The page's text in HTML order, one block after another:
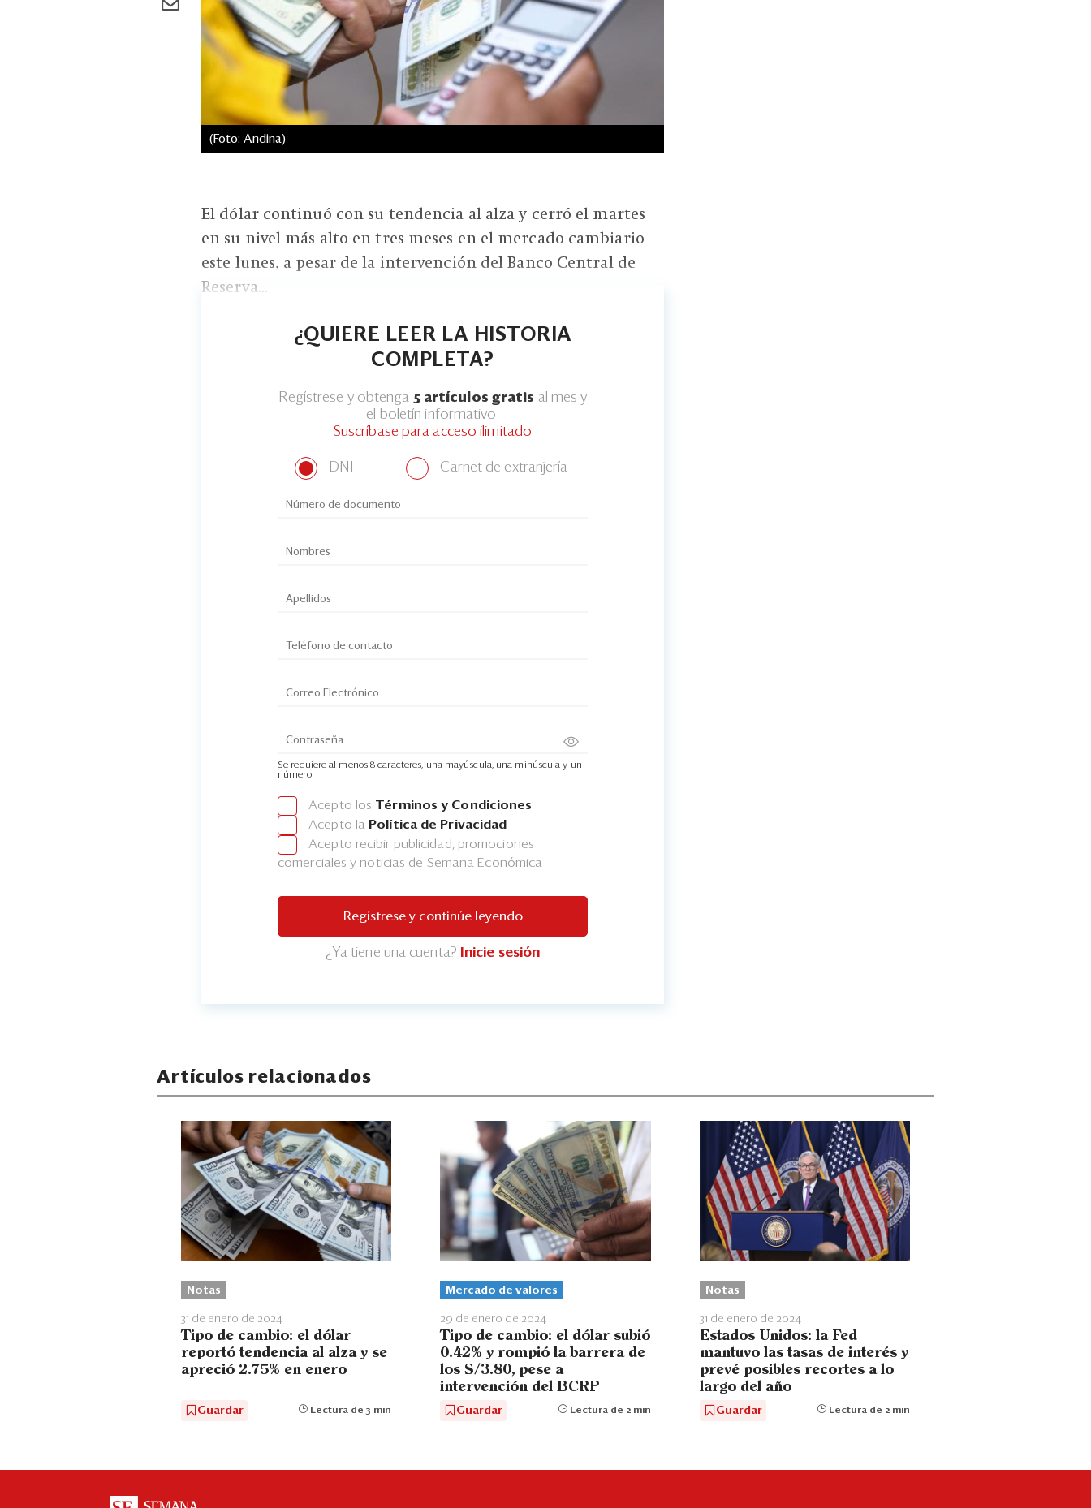
(Foto: Andina)
El dólar continuó con su tendencia al alza y cerró el martes
en su nivel más alto en tres meses en el mercado cambiario
este lunes, a pesar de la intervención del Banco Central de
Reserva...
¿QUIERE LEER LA HISTORIA
COMPLETA?
Regístrese y obtenga 5 artículos gratis al mes y
el boletín informativo.
Suscríbase para acceso ilimitado
DNI Carnet de extranjería
Se requiere al menos 8 caracteres, una mayúscula, una minúscula y un
número
Acepto los Términos y Condiciones
Acepto la Política de Privacidad
Acepto recibir publicidad, promociones
comerciales y noticias de Semana Económica
Regístrese y continúe leyendo
¿Ya tiene una cuenta? Inicie sesión
Artículos relacionados
Notas
31 de enero de 2024
Tipo de cambio: el dólar
reportó tendencia al alza y se
apreció 2.75% en enero
Guardar Lectura de 3 min
Mercado de valores
29 de enero de 2024
Tipo de cambio: el dólar subió
0.42% y rompió la barrera de
los S/3.80, pese a
intervención del BCRP
Guardar Lectura de 2 min
Notas
31 de enero de 2024
Estados Unidos: la Fed
mantuvo las tasas de interés y
prevé posibles recortes a lo
largo del año
Guardar Lectura de 2 min